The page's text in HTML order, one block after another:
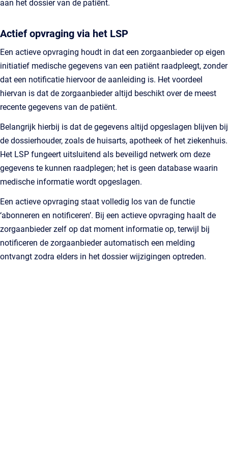
aan het dossier van de patiënt.
Actief opvraging via het LSP
Een actieve opvraging houdt in dat een zorgaanbieder op eigen
initiatief medische gegevens van een patiënt raadpleegt, zonder
dat een notificatie hiervoor de aanleiding is. Het voordeel
hiervan is dat de zorgaanbieder altijd beschikt over de meest
recente gegevens van de patiënt.
Belangrijk hierbij is dat de gegevens altijd opgeslagen blijven bij
de dossierhouder, zoals de huisarts, apotheek of het ziekenhuis.
Het LSP fungeert uitsluitend als beveiligd netwerk om deze
gegevens te kunnen raadplegen; het is geen database waarin
medische informatie wordt opgeslagen.
Een actieve opvraging staat volledig los van de functie
‘abonneren en notificeren’. Bij een actieve opvraging haalt de
zorgaanbieder zelf op dat moment informatie op, terwijl bij
notificeren de zorgaanbieder automatisch een melding
ontvangt zodra elders in het dossier wijzigingen optreden.